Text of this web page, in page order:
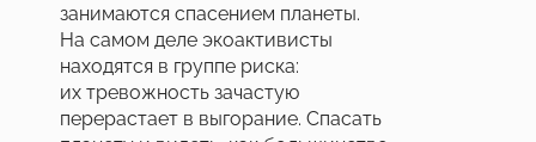
занимаются спасением планеты.
На самом деле экоактивисты
находятся в группе риска:
их тревожность зачастую
перерастает в выгорание. Спасать